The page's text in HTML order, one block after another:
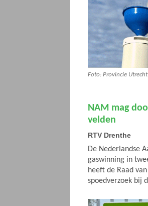
Foto: Provincie Utrecht
NAM mag
velden
RTV Drenthe
De Nederlandse
gaswinning in
heeft de Raad
spoedverzoek bij